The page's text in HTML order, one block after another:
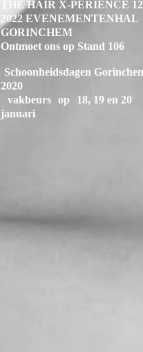
THE HAIR X-PERIENCE
2022 EVENEMENTENHAL
GORINCHEM
Ontmoet ons op Stand 106
Schoonheidsdagen
2020
vakbeurs op
18, 19 en 20
januari